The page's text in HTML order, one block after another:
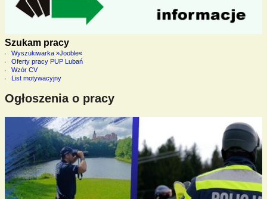
Szukam pracy
Wyszukiwarka »Jooble«
Oferty pracy PUP Lubań
Wzór CV
List motywacyjny
Ogłoszenia o pracy